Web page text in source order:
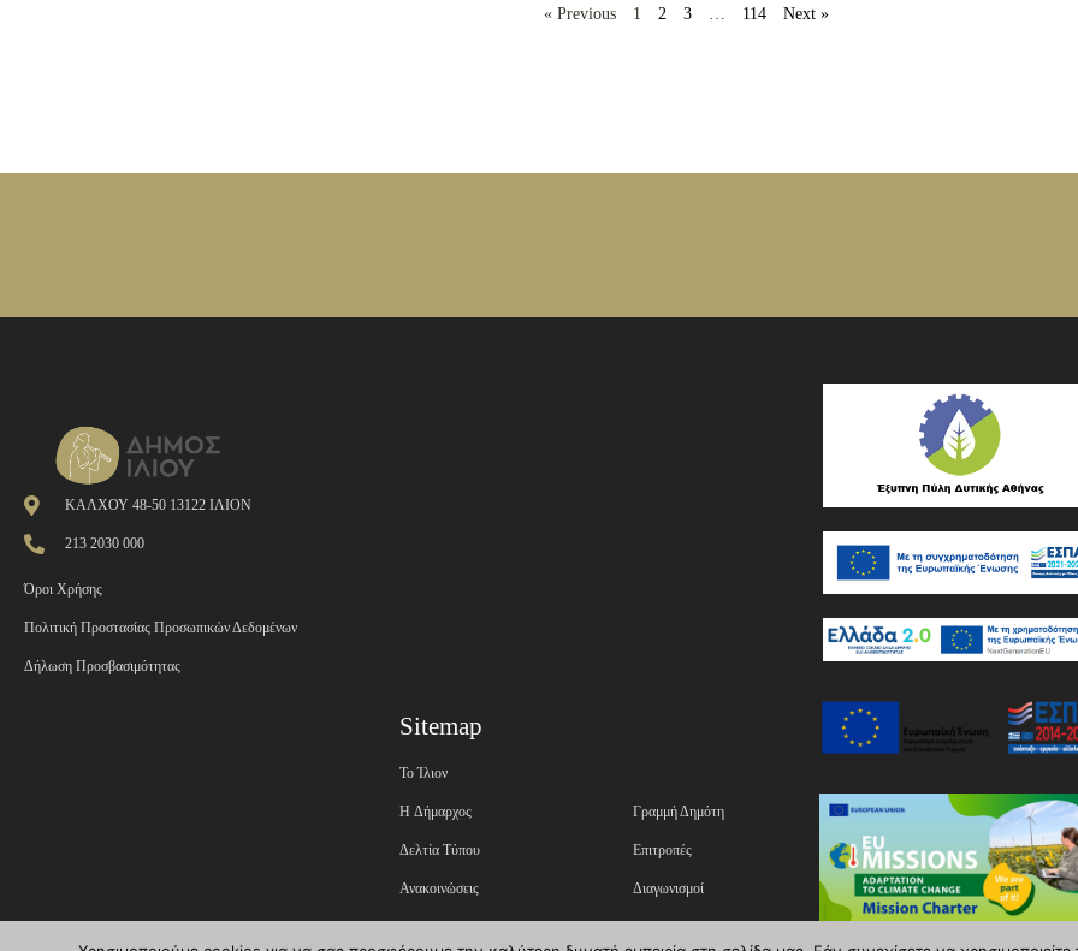
« Previous 1 2 3 … 114 Next »
ΚΑΛΧΟΥ 48-50 13122 ΙΛΙΟΝ
213 2030 000
Όροι Χρήσης
Πολιτική Προστασίας Προσωπικών Δεδομένων
Δήλωση Προσβασιμότητας
Sitemap
Το Ίλιον
H Δήμαρχος
Δελτία Τύπου
Ανακοινώσεις
Γραμμή Δημότη
Επιτροπές
Διαγωνισμοί